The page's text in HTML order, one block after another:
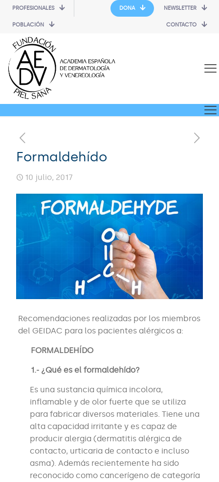
PROFESIONALES
POBLACIÓN
DONA NEWSLETTER
CONTACTO
Formaldehído
10 julio, 2017
Recomendaciones realizadas por los miembros
del GEIDAC para los pacientes alérgicos a:
FORMALDEHÍDO
1.- ¿Qué es el formaldehído?
Es una sustancia química incolora,
inflamable y de olor fuerte que se utiliza
para fabricar diversos materiales. Tiene una
alta capacidad irritante y es capaz de
producir alergia (dermatitis alérgica de
contacto, urticaria de contacto e incluso
asma). Además recientemente ha sido
reconocido como cancerígeno de categoría